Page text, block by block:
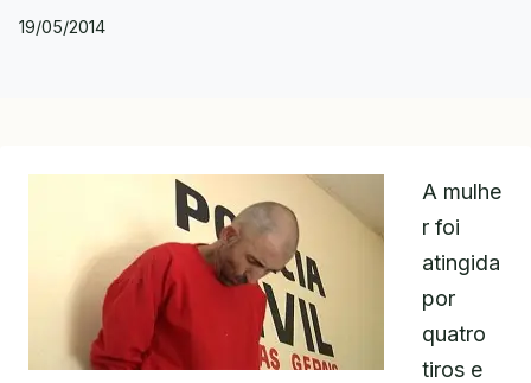
19/05/2014
A mulhe
r foi
atingida
por
quatro
tiros e